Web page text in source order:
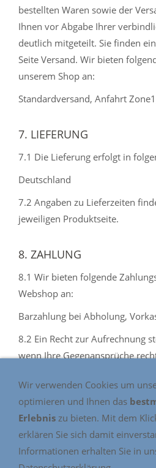
bestellten Waren sowie der
Ihnen vor Abgabe Ihrer
deutlich mitgeteilt. Sie finden
Seite Versand. Wir bieten
unserem Shop an:
Standardversand, Anfahrt
7. LIEFERUNG
7.1 Die Lieferung erfolgt in
Deutschland
7.2 Angaben zu Lieferzeiten
jeweiligen Produktseite.
8. ZAHLUNG
8.1 Wir bieten folgende
Webshop an:
Barzahlung bei Abholung,
8.2 Ein Recht zur Aufrechnung
wenn Ihre Gegenansprüche
uns anerkannt wurden.
8.3 Sie können ein
soweit die Ansprüche aus dem
Vertragsverhältnis resultieren.
Wir verwenden Cookies um
optimieren und Ihnen das
Erlebnis zu bieten. Mit dem
erklären Sie sich damit
Informationen erhalten Sie in